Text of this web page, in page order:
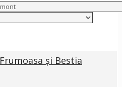
Frumoasa și Bestia